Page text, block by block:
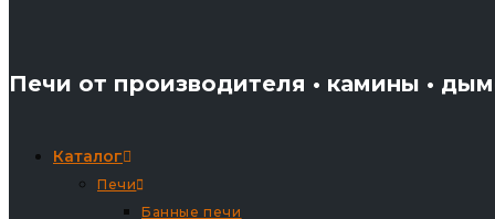
Печи от производителя • камины •
Каталог
Печи
Банные печи